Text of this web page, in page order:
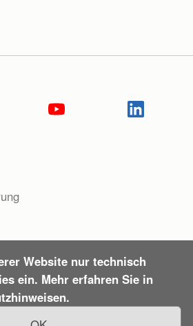
Website nur technisch
ein. Mehr erfahren Sie in
Hueber Verlag, Deutschland. Alle